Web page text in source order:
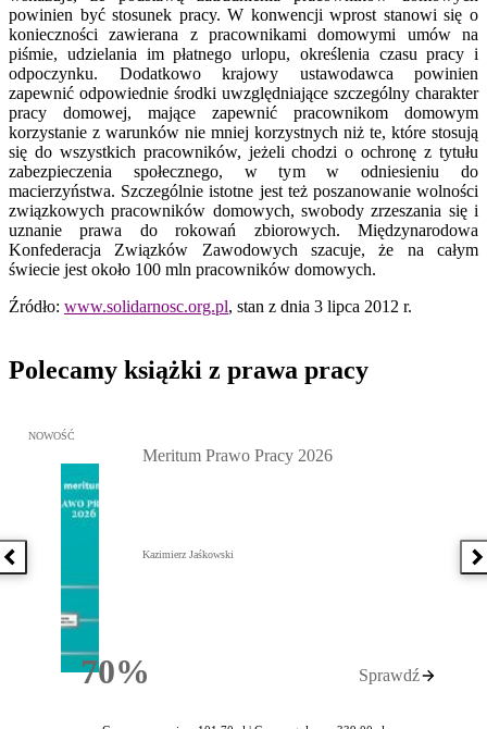
powinien być stosunek pracy. W konwencji wprost stanowi się o
konieczności zawierana z pracownikami domowymi umów na
piśmie, udzielania im płatnego urlopu, określenia czasu pracy i
odpoczynku. Dodatkowo krajowy ustawodawca powinien
zapewnić odpowiednie środki uwzględniające szczególny charakter
pracy domowej, mające zapewnić pracownikom domowym
korzystanie z warunków nie mniej korzystnych niż te, które stosują
się do wszystkich pracowników, jeżeli chodzi o ochronę z tytułu
zabezpieczenia społecznego, w tym w odniesieniu do
macierzyństwa. Szczególnie istotne jest też poszanowanie wolności
związkowych pracowników domowych, swobody zrzeszania się i
uznanie prawa do rokowań zbiorowych. Międzynarodowa
Konfederacja Związków Zawodowych szacuje, że na całym
świecie jest około 100 mln pracowników domowych.
Źródło: www.solidarnosc.org.pl, stan z dnia 3 lipca 2012 r.
Polecamy książki z prawa pracy
Poprzednia książka
Przejdź do: Meritum Prawo Pracy 2026, Kazimierz Jaśkowski -
NOWOŚĆ
70%Rabatu
Meritum Prawo Pracy 2026
Kazimierz Jaśkowski
Sprawdź